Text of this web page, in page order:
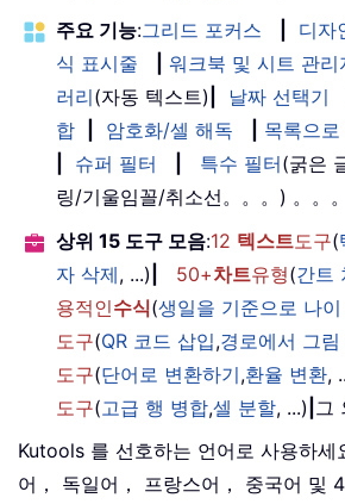
주요 기능:그리드 포커스 디자
식 표시줄
워크북 및 시트 관리
러리(자동 텍스트) 날짜 선택기
합
암호화/셀 해독
목록으
슈퍼 필터 특수 필터(굵은
링/기울임꼴/취소선。。。) 。。。
상위 15 도구 모음:12 텍스트도구(
자 삭제, ...) 50+차트유형(간트
용적인수식(생일을 기준으로 나
도구(QR 코드 삽입,경로에서 그림
도구(단어로 변환하기,환율 변환,
도구(고급 행 병합,셀 분할, ...) 그
Kutools 를 선호하는 언어로 사용하세
어， 독일어， 프랑스어， 중국어 및